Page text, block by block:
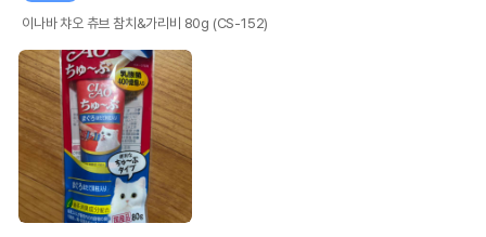
이나바 챠오 츄브 참치&가리비 80g (CS-152)